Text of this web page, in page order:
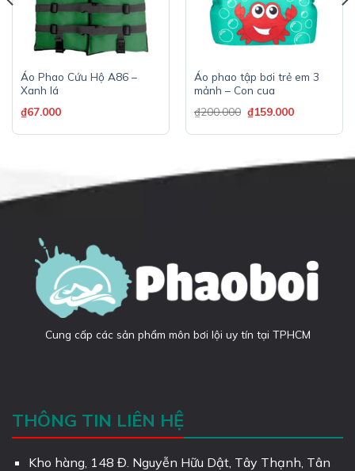
Áo Phao Cứu Hộ A86 –
Xanh lá
₫67.000
Áo phao tập bơi trẻ em 3
mảnh – Con cua
₫200.000 ₫159.000
Cung cấp các sản phẩm môn bơi lội uy tín tại TPHCM
THÔNG TIN LIÊN HỆ
Kho hàng, 148 Đ. Nguyễn Hữu Dật, Tây Thạnh, Tân